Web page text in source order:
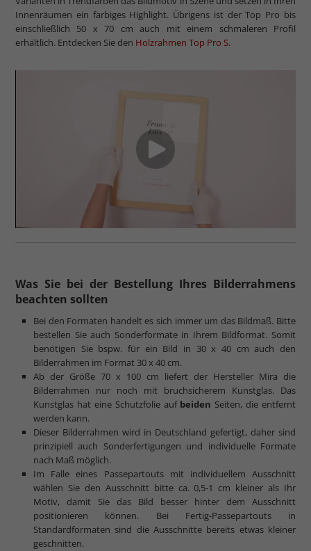
Innenräumen ein farbiges Highlight. Übrigens ist der Top Pro bis
einschließlich 50 x 70 cm auch mit einem schmaleren Profil
erhältlich. Entdecken Sie den Holzrahmen Top Pro S.
Was Sie bei der Bestellung Ihres Bilderrahmens
beachten sollten
Bei den Formaten handelt es sich immer um das Bildmaß. Bitte
bestellen Sie auch Sonderformate in Ihrem Bildformat. Somit
benötigen Sie bspw. für ein Bild in 30 x 40 cm auch den
Bilderrahmen im Format 30 x 40 cm.
Ab der Größe 70 x 100 cm liefert der Hersteller Mira die
Bilderrahmen nur noch mit bruchsicherem Kunstglas. Das
Kunstglas hat eine Schutzfolie auf beiden Seiten, die entfernt
werden kann.
Dieser Bilderrahmen wird in Deutschland gefertigt, daher sind
prinzipiell auch Sonderfertigungen und individuelle Formate
nach Maß möglich.
Im Falle eines Passepartouts mit individuellem Ausschnitt
wählen Sie den Ausschnitt bitte ca. 0,5-1 cm kleiner als Ihr
Motiv, damit Sie das Bild besser hinter dem Ausschnitt
positionieren können. Bei Fertig-Passepartouts in
Standardformaten sind die Ausschnitte bereits etwas kleiner
geschnitten.